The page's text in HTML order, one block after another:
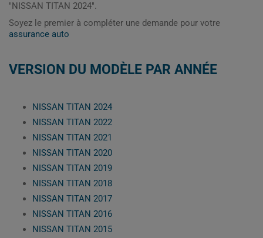
"NISSAN TITAN 2024".
Soyez le premier à compléter une demande pour votre
assurance auto
VERSION DU MODÈLE PAR ANNÉE
NISSAN TITAN 2024
NISSAN TITAN 2022
NISSAN TITAN 2021
NISSAN TITAN 2020
NISSAN TITAN 2019
NISSAN TITAN 2018
NISSAN TITAN 2017
NISSAN TITAN 2016
NISSAN TITAN 2015